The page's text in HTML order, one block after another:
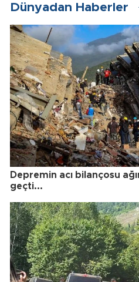
Dünyadan Haberler
Depremin acı bilançosu
geçti...